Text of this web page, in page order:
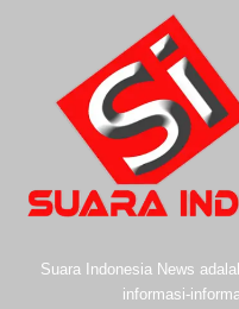
Suara Indonesia News
informasi-